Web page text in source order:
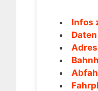
Infos